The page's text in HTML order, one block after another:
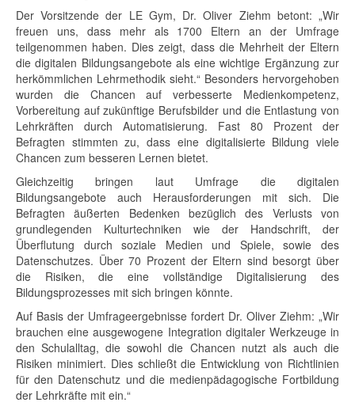
Der Vorsitzende der LE Gym, Dr. Oliver Ziehm betont: „Wir
freuen uns, dass mehr als 1700 Eltern an der Umfrage
teilgenommen haben. Dies zeigt, dass die Mehrheit der Eltern
die digitalen Bildungsangebote als eine wichtige Ergänzung zur
herkömmlichen Lehrmethodik sieht.“ Besonders hervorgehoben
wurden die Chancen auf verbesserte Medienkompetenz,
Vorbereitung auf zukünftige Berufsbilder und die Entlastung von
Lehrkräften durch Automatisierung. Fast 80 Prozent der
Befragten stimmten zu, dass eine digitalisierte Bildung viele
Chancen zum besseren Lernen bietet.
Gleichzeitig bringen laut Umfrage die digitalen
Bildungsangebote auch Herausforderungen mit sich. Die
Befragten äußerten Bedenken bezüglich des Verlusts von
grundlegenden Kulturtechniken wie der Handschrift, der
Überflutung durch soziale Medien und Spiele, sowie des
Datenschutzes. Über 70 Prozent der Eltern sind besorgt über
die Risiken, die eine vollständige Digitalisierung des
Bildungsprozesses mit sich bringen könnte.
Auf Basis der Umfrageergebnisse fordert Dr. Oliver Ziehm: „Wir
brauchen eine ausgewogene Integration digitaler Werkzeuge in
den Schulalltag, die sowohl die Chancen nutzt als auch die
Risiken minimiert. Dies schließt die Entwicklung von Richtlinien
für den Datenschutz und die medienpädagogische Fortbildung
der Lehrkräfte mit ein.“